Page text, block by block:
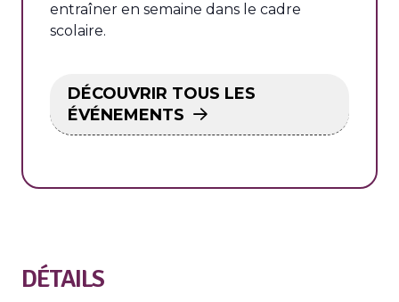
entraîner en semaine dans le cadre
scolaire.
DÉCOUVRIR TOUS LES
ÉVÉNEMENTS
DÉTAILS